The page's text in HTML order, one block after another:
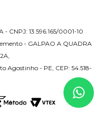
- CNPJ: 13.596.165/0001-10
- GALPAO A QUADRA
Agostinho - PE, CEP: 54.518-